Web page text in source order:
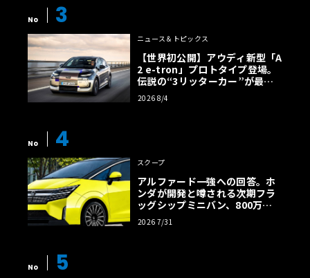
No 3
ニュース＆トピックス
【世界初公開】アウディ新型「A
2 e-tron」プロトタイプ登場。
伝説の“3リッターカー”が最高
効率エントリーBEVとして復活
【画像38枚】
2026 8/4
No 4
スクープ
アルファード一強への回答。ホ
ンダが開発と噂される次期フラ
ッグシップミニバン、800万円
超の勝算【予想CG】
2026 7/31
No 5